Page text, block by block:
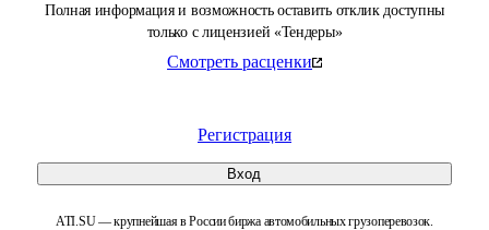
Полная информация и возможность оставить отклик доступны
только с лицензией «Тендеры»
Смотреть расценки
Регистрация
Вход
ATI.SU — крупнейшая в России биржа автомобильных грузоперевозок.